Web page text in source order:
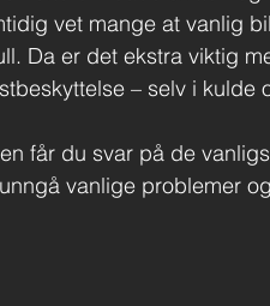
vet mange at vanlig
Da er det ekstra viktig
– selv i kulde
får du svar på de
vanlige problemer